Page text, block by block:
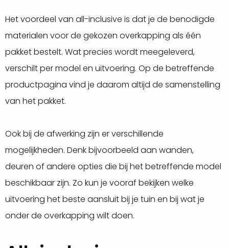
Het voordeel van all-inclusive is dat je de benodigde
materialen voor de gekozen overkapping als één
pakket bestelt. Wat precies wordt meegeleverd,
verschilt per model en uitvoering. Op de betreffende
productpagina vind je daarom altijd de samenstelling
van het pakket.
Ook bij de afwerking zijn er verschillende
mogelijkheden. Denk bijvoorbeeld aan wanden,
deuren of andere opties die bij het betreffende model
beschikbaar zijn. Zo kun je vooraf bekijken welke
uitvoering het beste aansluit bij je tuin en bij wat je
onder de overkapping wilt doen.